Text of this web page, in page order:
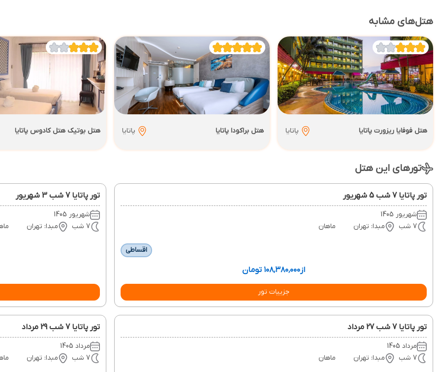
هتل‌های مشابه
هتل فوفایا ریزورت پاتایا پاتایا هتل براکودا پاتایا پاتایا هتل بوتیک هتل کادوس پاتایا
تورهای این هتل
تور پاتایا 7 شب 5 شهریور
شهریور 1405
7 شب
مبدا: تهران ماهان
اقساطی
از۱۰۸٬۳۸۰٬۰۰۰ تومان
جزییات تور
تور پاتایا 7 شب 3 شهریور
شهریور 1405
7 شب
مبدا: تهران
تور پاتایا 7 شب 27 مرداد
مرداد 1405
7 شب
مبدا: تهران ماهان
تور پاتایا 7 شب 29 مرداد
مرداد 1405
7 شب
مبدا: تهران